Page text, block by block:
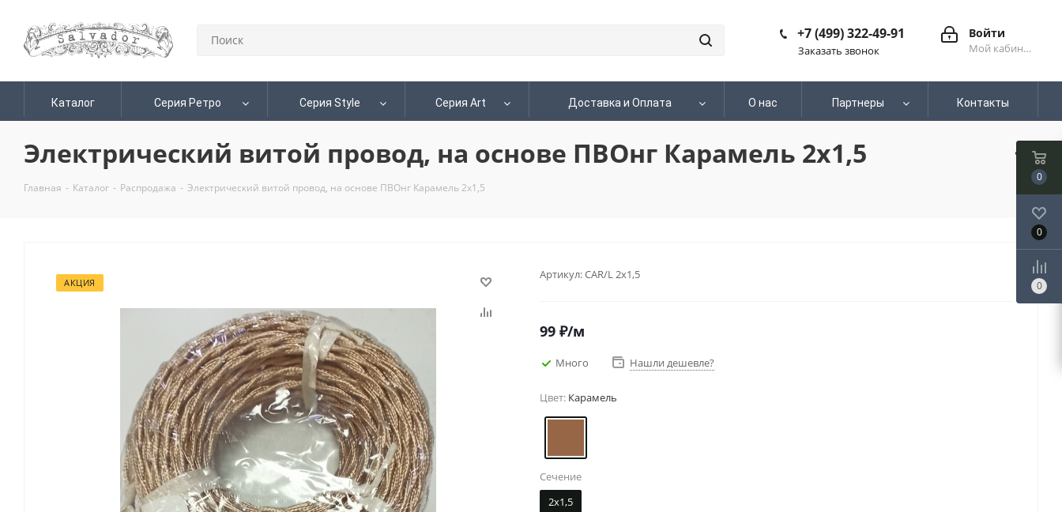
Войти
Мой кабинет
+7 (499) 322-49-91
Заказать звонок
Каталог Серия Ретро Серия Style Серия Art Доставка и Оплата О нас Партнеры Контакты
Электрический витой провод, на основе ПВОнг Карамель 2х1,5
Главная - Каталог - Распродажа - Электрический витой провод, на основе ПВОнг Карамель 2х1,5
АКЦИЯ
Артикул:CAR/L 2x1,5
99 ₽/м
Много Нашли дешевле?
Цвет: Карамель
Сечение
2х1,5
0
0
0